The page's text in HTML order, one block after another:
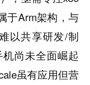
于Arm架构，与
以共享研发/制
尚未全面崛起
虽有应用但营